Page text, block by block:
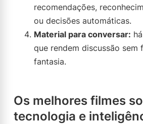
recomendações,
ou decisões automáticas.
Material para conversar:
que rendem discussão sem
fantasia.
Os melhores filmes
tecnologia e